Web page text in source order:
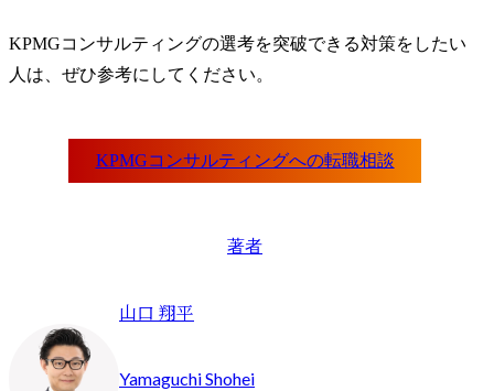
KPMGコンサルティングの選考を突破できる対策をしたい
人は、ぜひ参考にしてください。
著者
山口 翔平
Yamaguchi Shohei